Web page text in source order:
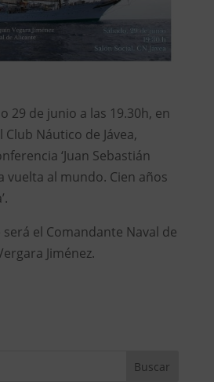
29 de junio a las 19.30h, en
Club Náutico de Jávea,
‘Juan Sebastián
vuelta al mundo. Cien años
el Comandante Naval de
Jiménez.